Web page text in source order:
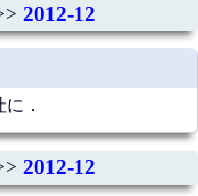
2012-12
．
2012-12